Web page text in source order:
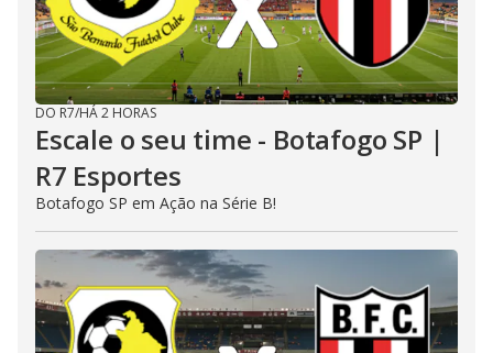
DO R7/HÁ 2 HORAS
Escale o seu time - Botafogo SP |
R7 Esportes
Botafogo SP em Ação na Série B!